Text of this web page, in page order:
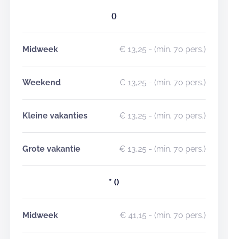
()
Midweek € 13,25 - (min. 70 pers.)
Weekend € 13,25 - (min. 70 pers.)
Kleine vakanties € 13,25 - (min. 70 pers.)
Grote vakantie € 13,25 - (min. 70 pers.)
* ()
Midweek € 41,15 - (min. 70 pers.)